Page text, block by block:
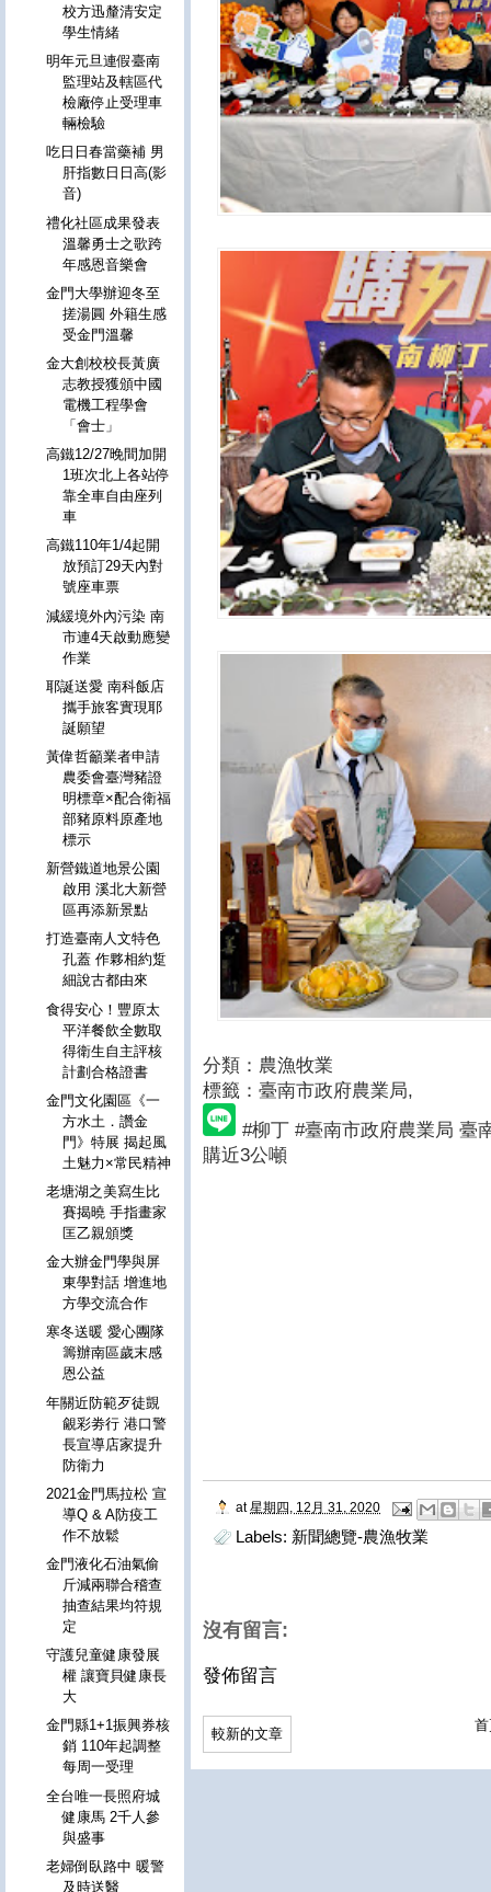
分類：農漁牧業
標籤：臺南市政府農業局,
#柳丁 #臺南市政府農業局 臺
購近3公噸
at星期四, 12月 31, 2020
Labels: 新聞總覽-農漁牧業
沒有留言:
發佈留言
較新的文章
校方迅釐清安定
學生情緒
明年元旦連假臺南
監理站及轄區代
檢廠停止受理車
輛檢驗
吃日日春當藥補 男
肝指數日日高(影
音)
禮化社區成果發表
溫馨勇士之歌跨
年感恩音樂會
金門大學辦迎冬至
搓湯圓 外籍生感
受金門溫馨
金大創校校長黃廣
志教授獲頒中國
電機工程學會
「會士」
高鐵12/27晚間加開
1班次北上各站停
靠全車自由座列
車
高鐵110年1/4起開
放預訂29天內對
號座車票
減緩境外內污染 南
市連4天啟動應變
作業
耶誕送愛 南科飯店
攜手旅客實現耶
誕願望
黃偉哲籲業者申請
農委會臺灣豬證
明標章×配合衛福
部豬原料原產地
標示
新營鐵道地景公園
啟用 溪北大新營
區再添新景點
打造臺南人文特色
孔蓋 作夥相約踅
細說古都由來
食得安心！豐原太
平洋餐飲全數取
得衛生自主評核
計劃合格證書
金門文化園區《一
方水土．讚金
門》特展 揭起風
土魅力×常民精神
老塘湖之美寫生比
賽揭曉 手指畫家
匡乙親頒獎
金大辦金門學與屏
東學對話 增進地
方學交流合作
寒冬送暖 愛心團隊
籌辦南區歲末感
恩公益
年關近防範歹徒覬
覦彩劵行 港口警
長宣導店家提升
防衛力
2021金門馬拉松 宣
導Q & A防疫工
作不放鬆
金門液化石油氣偷
斤減兩聯合稽查
抽查結果均符規
定
守護兒童健康發展
權 讓寶貝健康長
大
金門縣1+1振興券核
銷 110年起調整
每周一受理
全台唯一長照府城
健康馬 2千人參
與盛事
老婦倒臥路中 暖警
及時送醫